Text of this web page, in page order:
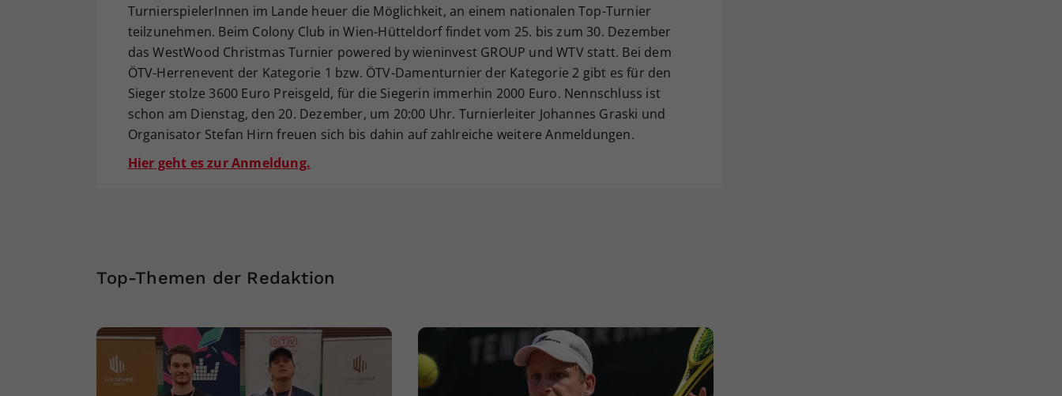
TurnierspielerInnen im Lande heuer die Möglichkeit, an einem nationalen Top-Turnier
teilzunehmen. Beim Colony Club in Wien-Hütteldorf findet vom 25. bis zum 30. Dezember
das WestWood Christmas Turnier powered by wieninvest GROUP und WTV statt. Bei dem
ÖTV-Herrenevent der Kategorie 1 bzw. ÖTV-Damenturnier der Kategorie 2 gibt es für den
Sieger stolze 3600 Euro Preisgeld, für die Siegerin immerhin 2000 Euro. Nennschluss ist
schon am Dienstag, den 20. Dezember, um 20:00 Uhr. Turnierleiter Johannes Graski und
Organisator Stefan Hirn freuen sich bis dahin auf zahlreiche weitere Anmeldungen.
Hier geht es zur Anmeldung.
Top-Themen der Redaktion